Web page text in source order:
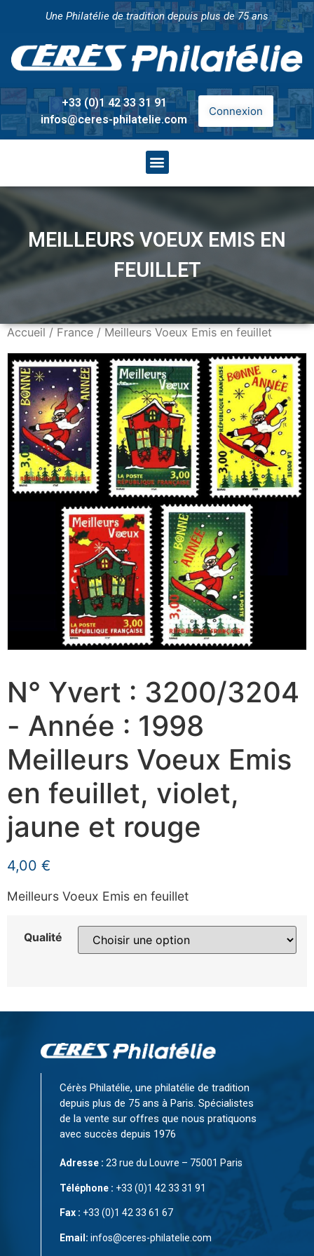
Une Philatélie de tradition depuis plus de 75 ans
+33 (0)1 42 33 31 91
infos@ceres-philatelie.com
Connexion
MEILLEURS VOEUX EMIS EN
FEUILLET
Accueil / France / Meilleurs Voeux Emis en feuillet
N° Yvert : 3200/3204
- Année : 1998
Meilleurs Voeux Emis
en feuillet, violet,
jaune et rouge
4,00 €
Meilleurs Voeux Emis en feuillet
Qualité
Cérès Philatélie, une philatélie de tradition
depuis plus de 75 ans à Paris. Spécialistes
de la vente sur offres que nous pratiquons
avec succès depuis 1976
Adresse : 23 rue du Louvre – 75001 Paris
Téléphone : +33 (0)1 42 33 31 91
Fax : +33 (0)1 42 33 61 67
Email: infos@ceres-philatelie.com